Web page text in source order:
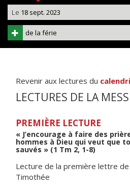
Le 18 sept. 2023
de la férie
Revenir aux lectures du
LECTURES DE LA
PREMIÈRE LECTURE
« J’encourage à faire des
hommes à Dieu qui veut que
sauvés » (1 Tm 2, 1-8)
Lecture de la première lettre
Timothée